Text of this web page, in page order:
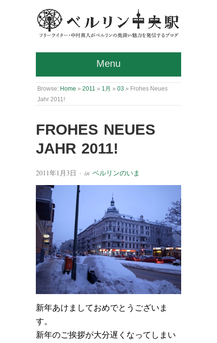
Menu
Browse: Home » 2011 » 1月 » 03 » Frohes Neues
Jahr 2011!
FROHES NEUES
JAHR 2011!
2011年1月3日 · in ベルリンのいま
新年あけましておめでとうございま
す。
新年のご挨拶が大分遅くなってしまい